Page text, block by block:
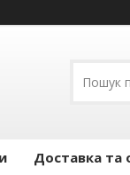
Доставка та